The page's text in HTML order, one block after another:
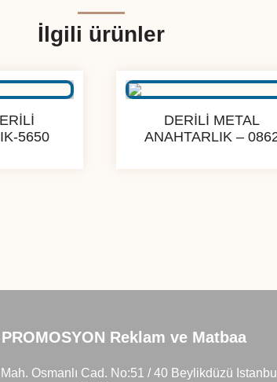
İlgili ürünler
5650
DERİLİ METAL
ANAHTARLIK –
Reklam ve Matbaa
Osmanlı Cad. No:51 / 40 Beylikdüzü